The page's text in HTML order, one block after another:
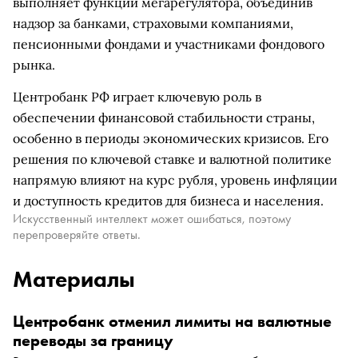
надзор за банками, страховыми компаниями,
пенсионными фондами и участниками фондового
рынка.
Центробанк РФ играет ключевую роль в
обеспечении финансовой стабильности страны,
особенно в периоды экономических кризисов. Его
решения по ключевой ставке и валютной политике
напрямую влияют на курс рубля, уровень инфляции
и доступность кредитов для бизнеса и населения.
Искусственный интеллект может ошибаться, поэтому
перепроверяйте ответы.
Материалы
Центробанк отменил лимиты на валютные
переводы за границу